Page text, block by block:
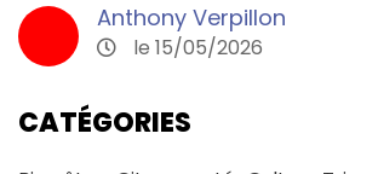
Anthony Verpillon
le 15/05/2026
CATÉGORIES